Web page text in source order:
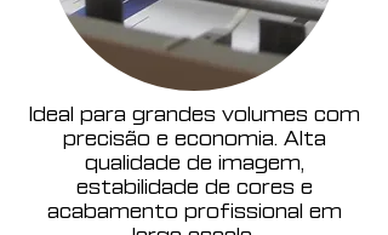
Ideal para grandes volumes com
precisão e economia. Alta
qualidade de imagem,
estabilidade de cores e
acabamento profissional em